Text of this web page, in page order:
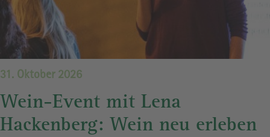
31. Oktober 2026
Wein-Event mit Lena
Hackenberg: Wein neu erleben